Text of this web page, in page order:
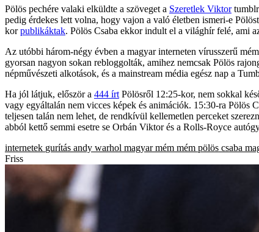
Pölös pechére valaki elküldte a szöveget a Szeretlek Viktor
pedig érdekes lett volna, hogy vajon a való életben ismeri-e
korpublikáktak. Pölös Csaba ekkor indult el a világhír felé, ami
Az utóbbi három-négy évben a magyar interneten vírusszerű
gyorsan nagyon sokan rebloggolták, amihez nemcsak Pölös
népművészeti alkotások, és a mainstream média egész nap a
Ha jól látjuk, először a 444 írt Pölösről 12:25-kor, nem sokkal
vagy egyáltalán nem vicces képek és animációk. 15:30-ra Pölös
teljesen talán nem lehet, de rendkívül kellemetlen perceket
abból kettő semmi esetre se Orbán Viktor és a Rolls-Royce
internetek gurítás andy warhol magyar mém mém pölös csaba
Friss